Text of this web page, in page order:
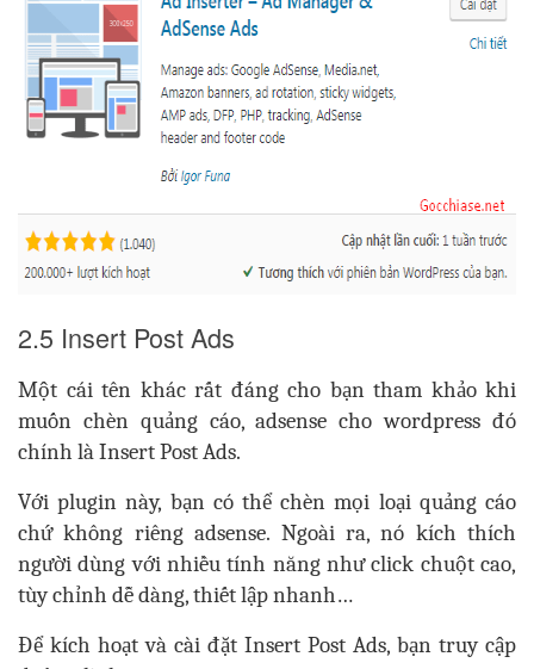
2.5 Insert Post Ads
Một cái tên khác rất đáng cho bạn tham khảo khi
muốn chèn quảng cáo, adsense cho wordpress đó
chính là Insert Post Ads.
Với plugin này, bạn có thể chèn mọi loại quảng cáo
chứ không riêng adsense. Ngoài ra, nó kích thích
người dùng với nhiều tính năng như click chuột cao,
tùy chỉnh dễ dàng, thiết lập nhanh…
Để kích hoạt và cài đặt Insert Post Ads, bạn truy cập